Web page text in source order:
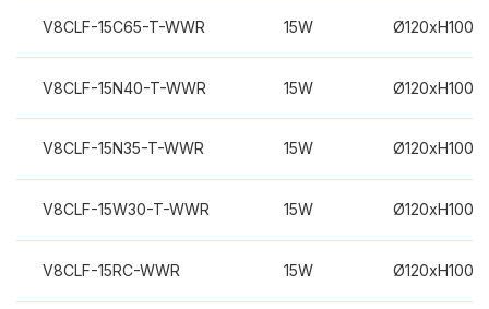
V8CLF-15C65-T-WWR 15W
V8CLF-15N40-T-WWR 15W
V8CLF-15N35-T-WWR 15W
V8CLF-15W30-T-WWR 15W
V8CLF-15RC-WWR 15W